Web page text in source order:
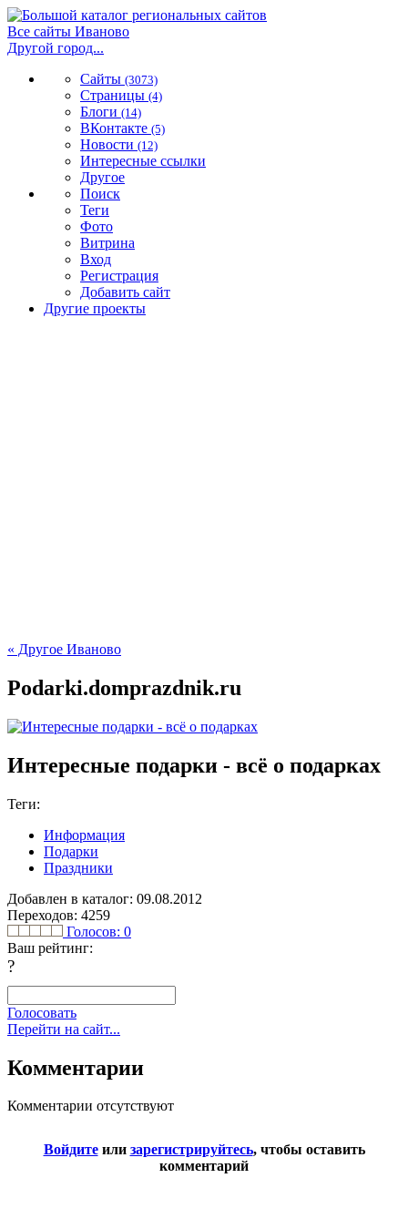
Все сайты Иваново
Другой город...
Сайты (3073)
Страницы (4)
Блоги (14)
ВКонтакте (5)
Новости (12)
Интересные ссылки
Другое
Поиск
Теги
Фото
Витрина
Вход
Регистрация
Добавить сайт
Другие проекты
« Другое Иваново
Podarki.domprazdnik.ru
Интересные подарки - всё о подарках
Теги:
Информация
Подарки
Праздники
Добавлен в каталог: 09.08.2012
Переходов: 4259
Голосов: 0
Ваш рейтинг:
?
Голосовать
Перейти на сайт...
Комментарии
Комментарии отсутствуют
Войдитеили зарегистрируйтесь, чтобы оставить
комментарий